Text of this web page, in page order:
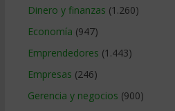
Dinero y finanzas (1.260)
Economía (947)
Emprendedores (1.443)
Empresas (246)
Gerencia y negocios (900)